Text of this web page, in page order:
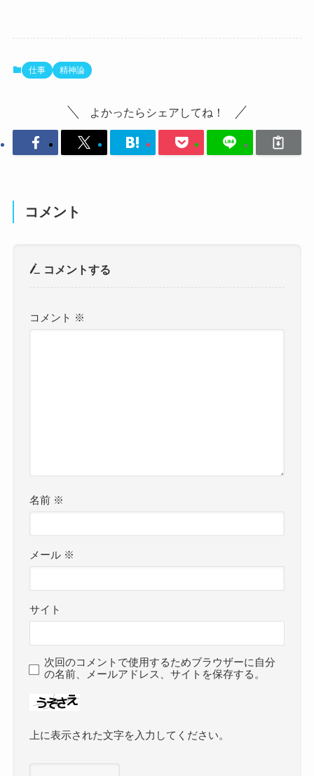
仕事 精神論
よかったらシェアしてね！
コメント
コメントする
コメント ※
名前 ※
メール ※
サイト
次回のコメントで使用するためブラウザーに自分
の名前、メールアドレス、サイトを保存する。
上に表示された文字を入力してください。